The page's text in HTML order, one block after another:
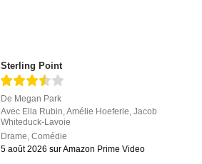
Sterling Point
De Megan Park
Avec Ella Rubin ,Amélie Hoeferle ,Jacob
Whiteduck-Lavoie
Drame ,Comédie
5 août 2026 sur Amazon Prime Video